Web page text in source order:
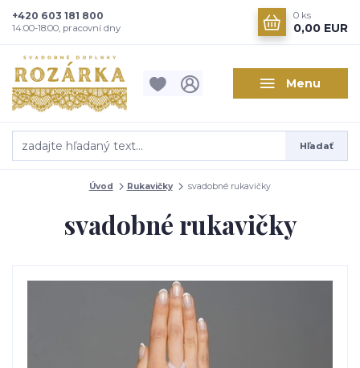
Menu
Hľadať
+420 603 181 800
14:00-18:00, pracovní dny
0 ks
0,00 EUR
Úvod Rukavičky svadobné rukavičky
svadobné rukavičky